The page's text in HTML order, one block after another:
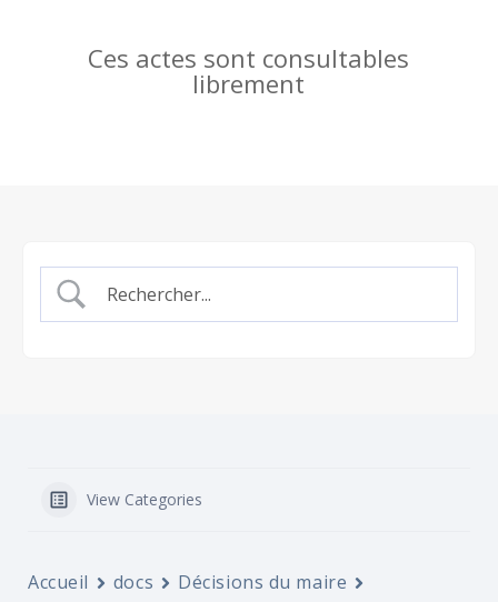
Ces actes sont consultables
librement
View Categories
Accueil docs
Décisions du maire